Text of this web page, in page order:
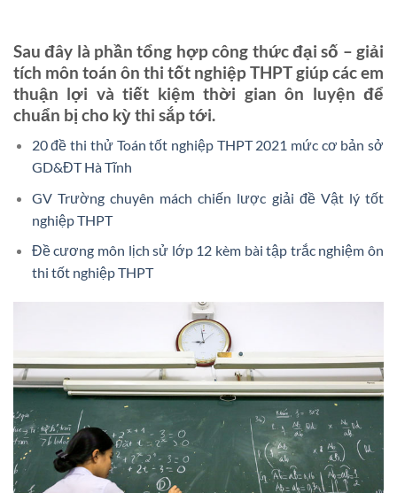
Sau đây là phần tổng hợp công thức đại số – giải
tích môn toán ôn thi tốt nghiệp THPT giúp các em
thuận lợi và tiết kiệm thời gian ôn luyện để
chuẩn bị cho kỳ thi sắp tới.
20 đề thi thử Toán tốt nghiệp THPT 2021 mức cơ bản sở
GD&ĐT Hà Tĩnh
GV Trường chuyên mách chiến lược giải đề Vật lý tốt
nghiệp THPT
Đề cương môn lịch sử lớp 12 kèm bài tập trắc nghiệm ôn
thi tốt nghiệp THPT